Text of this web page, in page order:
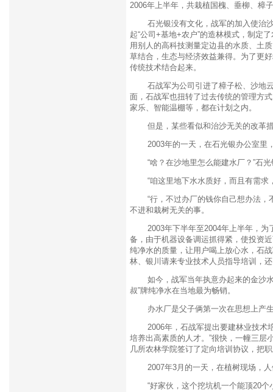
2006年上半年，共栽植国槐、垂柳、樟
石光银没有文化，战军的加入使治沙
起“公司+基地+农户”的造林模式，制定
用别人的高科技测量定边县的水质、土
草结合，生态与经济效益兼得。为了更
传统技术结合起来。
石战军为公司引进了樟子松、沙地云
面，石战军也扭转了过去传统的管理方
家乐、智能温棚等，都在计划之内。
但是，某些看似和治沙无关的改革措
2003年的一天，在石光银办公室里
“啥？在沙地里怎么能建水厂？”石光
“咱这里地下水水质好，而且有需求
“行，不过办厂的钱你自己想办法，不
不进和栽树无关的事。
2003年下半年至2004年上半年，为了
备，由于机器设备调运抓得紧，使投资
纯净水的质量，让用户喝上放心水，石
林、银川请来专业技术人员指导培训，
如今，战军当年执意办起来的金沙水
叔”牌纯净水在当地最为畅销。
办水厂是父子俩第一次在思想上产生
2006年，石战军提出要建林业技术培
培养出高素质的人才。”很快，一幢三层
几所农林学院签订了定向培训协议，把
2007年3月的一天，在植树现场，人
“好家伙，这个挖坑机一个能顶20个